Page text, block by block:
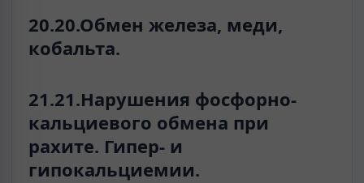
20.20.Обмен железа, меди,
кобальта.
21.21.Нарушения фосфорно-
кальциевого обмена при
рахите. Гипер- и
гипокальциемии.